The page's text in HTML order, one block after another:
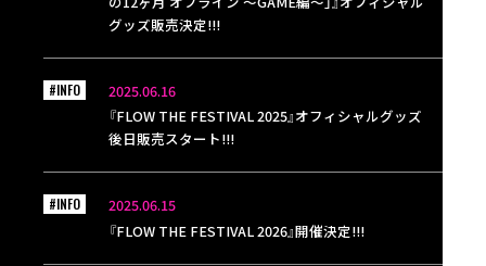
グッズ販売決定!!!
2025.06.16
『FLOW THE FESTIVAL 2025』オフィシャルグッズ
後日販売スタート!!!
#INFO
2025.06.15
『FLOW THE FESTIVAL 2026』開催決定!!!
#INFO